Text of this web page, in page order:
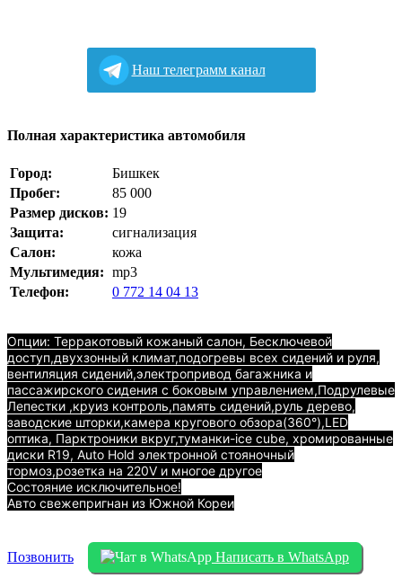
Наш телеграмм канал
Полная характеристика автомобиля
Город:
Бишкек
Пробег:
85 000
Размер дисков: 19
Защита:
сигнализация
Салон:
кожа
Мультимедия: mp3
Телефон:
0 772 14 04 13
Опции: Терракотовый кожаный салон, Бесключевой
доступ,двухзонный климат,подогревы всех сидений и руля,
вентиляция сидений,электропривод багажника и
пассажирского сидения с боковым управлением,Подрулевые
Лепестки ,круиз контроль,память сидений,руль дерево,
заводские шторки,камера кругового обзора(360°),LED
oптика, Парктроники вкруг,туманки-ice cube, хромированные
диски R19, Auto Hold электронной стояночный
тормоз,розетка на 220V и многое другое
Состояние исключительное!
Авто свежепригнан из Южной Кореи
Позвонить Написать в WhatsApp